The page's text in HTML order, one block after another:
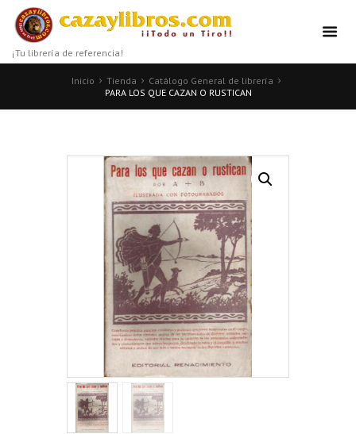
¡Tu librería de referencia!
Inicio Tienda
Catálogo General de librería
PARA LOS QUE CAZAN O RUSTICAN